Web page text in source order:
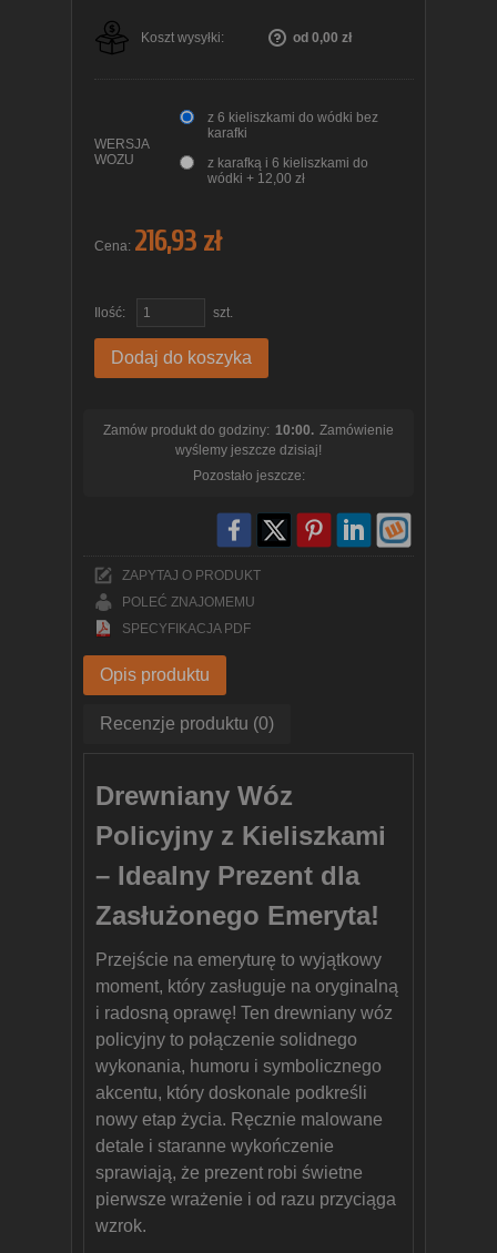
Koszt wysyłki: od 0,00 zł
WERSJA
WOZU
z 6 kieliszkami do wódki bez
karafki
z karafką i 6 kieliszkami do
wódki + 12,00 zł
Cena: 216,93 zł
Ilość: szt.
Dodaj do koszyka
Zamów produkt do godziny: 10:00. Zamówienie
wyślemy jeszcze dzisiaj!
Pozostało jeszcze:
ZAPYTAJ O PRODUKT
POLEĆ ZNAJOMEMU
SPECYFIKACJA PDF
Opis produktu
Recenzje produktu (0)
Drewniany Wóz
Policyjny z Kieliszkami
– Idealny Prezent dla
Zasłużonego Emeryta!
Przejście na emeryturę to wyjątkowy
moment, który zasługuje na oryginalną
i radosną oprawę! Ten drewniany wóz
policyjny to połączenie solidnego
wykonania, humoru i symbolicznego
akcentu, który doskonale podkreśli
nowy etap życia. Ręcznie malowane
detale i staranne wykończenie
sprawiają, że prezent robi świetne
pierwsze wrażenie i od razu przyciąga
wzrok.